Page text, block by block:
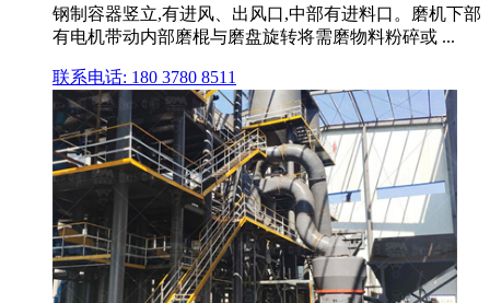
钢制容器竖立,有进风、出风口,中部有进料口。磨机下部
有电机带动内部磨棍与磨盘旋转将需磨物料粉碎或 ...
联系电话: 180 3780 8511